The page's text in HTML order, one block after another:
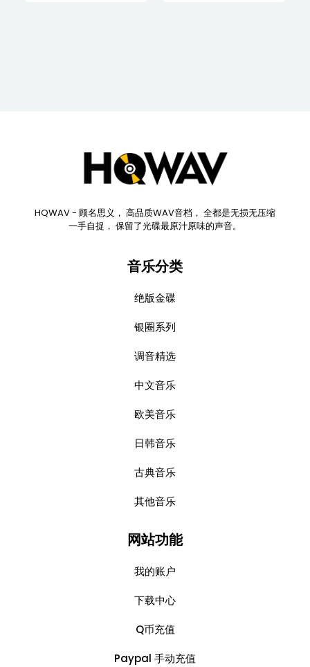
HQWAV - 顾名思义， 高品质WAV音档， 全都是无损无压缩
一手自捉， 保留了光碟最原汁原味的声音。
音乐分类
绝版金碟
银圈系列
调音精选
中文音乐
欧美音乐
日韩音乐
古典音乐
其他音乐
网站功能
我的账户
下载中心
Q币充值
Paypal 手动充值